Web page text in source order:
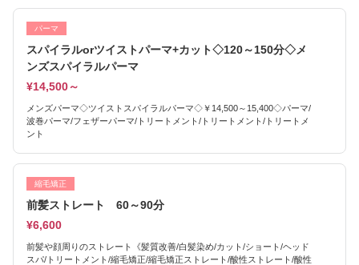
パーマ
スパイラルorツイストパーマ+カット◇120～150分◇メ
ンズスパイラルパーマ
¥14,500～
メンズパーマ◇ツイストスパイラルパーマ◇￥14,500～15,400◇パーマ/
波巻パーマ/フェザーパーマ/トリートメント/トリートメント/トリートメ
ント
縮毛矯正
前髪ストレート 60～90分
¥6,600
前髪や顔周りのストレート《髪質改善/白髪染め/カット/ショート/ヘッド
スパ/トリートメント/縮毛矯正/縮毛矯正ストレート/酸性ストレート/酸性